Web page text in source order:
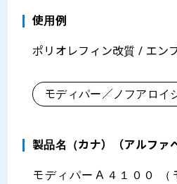
使用例
ポリオレフィン改質 / エン
モディパー／ノフアロイ
製品名（カナ）（アルファ
モディパーＡ４１００ （